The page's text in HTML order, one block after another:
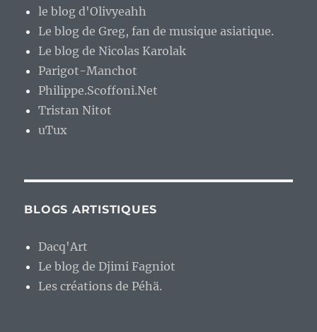
le blog d'Olivyeahh
Le blog de Greg, fan de musique asiatique.
Le blog de Nicolas Karolak
Parigot-Manchot
Philippe.Scoffoni.Net
Tristan Nitot
uTux
BLOGS ARTISTIQUES
Dacq'Art
Le blog de Djimi Fagniot
Les créations de Péhä.